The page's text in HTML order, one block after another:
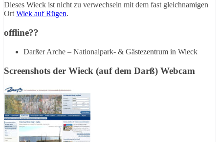
Dieses Wieck ist nicht zu verwechseln mit dem fast gleichnamigen
Ort Wiek auf Rügen.
offline??
Darßer Arche – Nationalpark- & Gästezentrum in Wieck
Screenshots der Wieck (auf dem Darß) Webcam